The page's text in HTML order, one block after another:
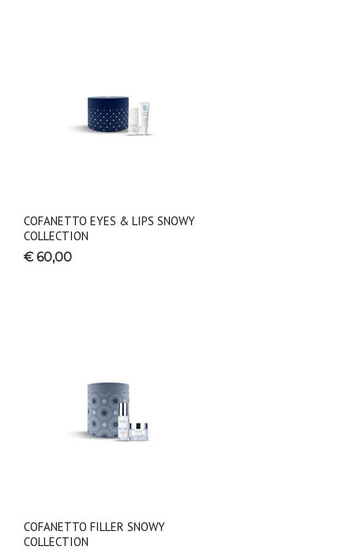
COFANETTO EYES & LIPS SNOWY
COLLECTION
€ 60,00
COFANETTO FILLER SNOWY
COLLECTION